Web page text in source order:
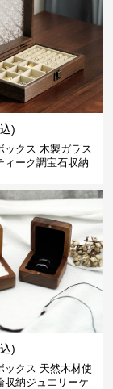
)
ックス 木製ガラス
ィーク調宝石収納
)
ックス 天然木材使
収納ジュエリーケ